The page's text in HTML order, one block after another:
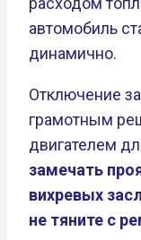
автомобиль
динамично.
Отключение
грамотным
двигателем
замечать
вихревых
не тяните с